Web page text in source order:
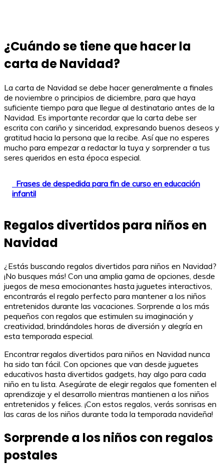
¿Cuándo se tiene que hacer la
carta de Navidad?
La carta de Navidad se debe hacer generalmente a finales
de noviembre o principios de diciembre, para que haya
suficiente tiempo para que llegue al destinatario antes de la
Navidad. Es importante recordar que la carta debe ser
escrita con cariño y sinceridad, expresando buenos deseos y
gratitud hacia la persona que la recibe. Así que no esperes
mucho para empezar a redactar la tuya y sorprender a tus
seres queridos en esta época especial.
Frases de despedida para fin de curso en educación
infantil
Regalos divertidos para niños en
Navidad
¿Estás buscando regalos divertidos para niños en Navidad?
¡No busques más! Con una amplia gama de opciones, desde
juegos de mesa emocionantes hasta juguetes interactivos,
encontrarás el regalo perfecto para mantener a los niños
entretenidos durante las vacaciones. Sorprende a los más
pequeños con regalos que estimulen su imaginación y
creatividad, brindándoles horas de diversión y alegría en
esta temporada especial.
Encontrar regalos divertidos para niños en Navidad nunca
ha sido tan fácil. Con opciones que van desde juguetes
educativos hasta divertidos gadgets, hay algo para cada
niño en tu lista. Asegúrate de elegir regalos que fomenten el
aprendizaje y el desarrollo mientras mantienen a los niños
entretenidos y felices. ¡Con estos regalos, verás sonrisas en
las caras de los niños durante toda la temporada navideña!
Sorprende a los niños con regalos
postales